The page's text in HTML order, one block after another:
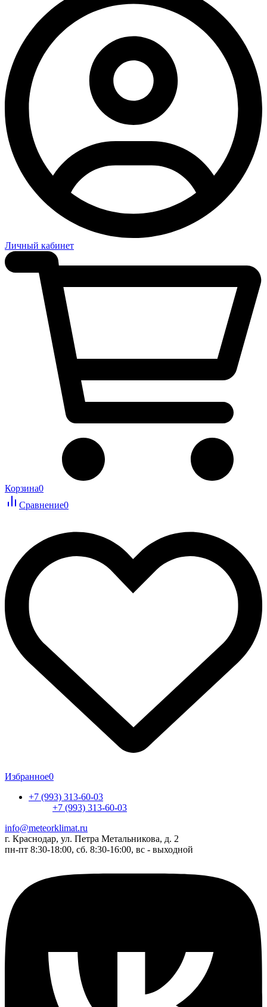
Личный кабинет
Корзина0
Сравнение0
Избранное0
+7 (993) 313-60-03
+7 (993) 313-60-03
info@meteorklimat.ru
г. Краснодар, ул. Петра Метальникова, д. 2
пн-пт 8:30-18:00, сб. 8:30-16:00, вс - выходной